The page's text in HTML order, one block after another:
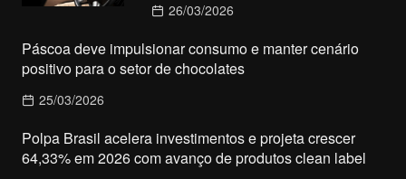
26/03/2026
Páscoa deve impulsionar consumo e manter cenário
positivo para o setor de chocolates
25/03/2026
Polpa Brasil acelera investimentos e projeta crescer
64,33% em 2026 com avanço de produtos clean label